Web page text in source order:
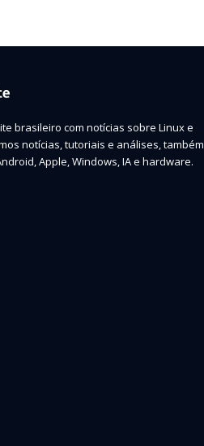
brasileiro com notícias sobre Linux e
notícias, tutoriais e análises, também
Apple, Windows, IA e hardware.